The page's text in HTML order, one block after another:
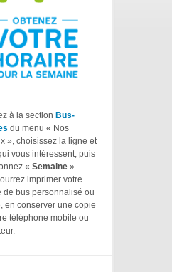
à la section Bus-
du menu « Nos
», choisissez la ligne et
vous intéressent, puis
« Semaine ».
imprimer votre
de bus personnalisé ou
en conserver une copie
téléphone mobile ou